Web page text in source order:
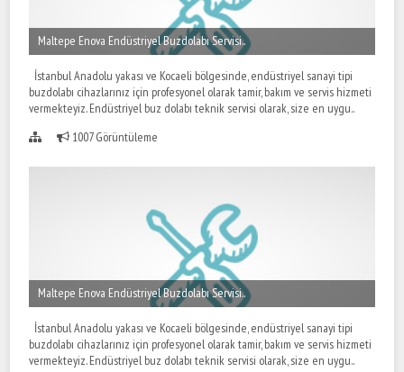
Maltepe Enova Endüstriyel Buzdolabı Servisi..
İstanbul Anadolu yakası ve Kocaeli bölgesinde, endüstriyel sanayi tipi
buzdolabı cihazlarınız için profesyonel olarak tamir, bakım ve servis hizmeti
vermekteyiz. Endüstriyel buz dolabı teknik servisi olarak, size en uygu..
1007 Görüntüleme
Maltepe Enova Endüstriyel Buzdolabı Servisi..
İstanbul Anadolu yakası ve Kocaeli bölgesinde, endüstriyel sanayi tipi
buzdolabı cihazlarınız için profesyonel olarak tamir, bakım ve servis hizmeti
vermekteyiz. Endüstriyel buz dolabı teknik servisi olarak, size en uygu..